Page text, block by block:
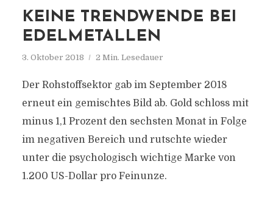
KEINE TRENDWENDE BEI
EDELMETALLEN
3. Oktober 2018 2 Min. Lesedauer
Der Rohstoffsektor gab im September 2018
erneut ein gemischtes Bild ab. Gold schloss mit
minus 1,1 Prozent den sechsten Monat in Folge
im negativen Bereich und rutschte wieder
unter die psychologisch wichtige Marke von
1.200 US-Dollar pro Feinunze.